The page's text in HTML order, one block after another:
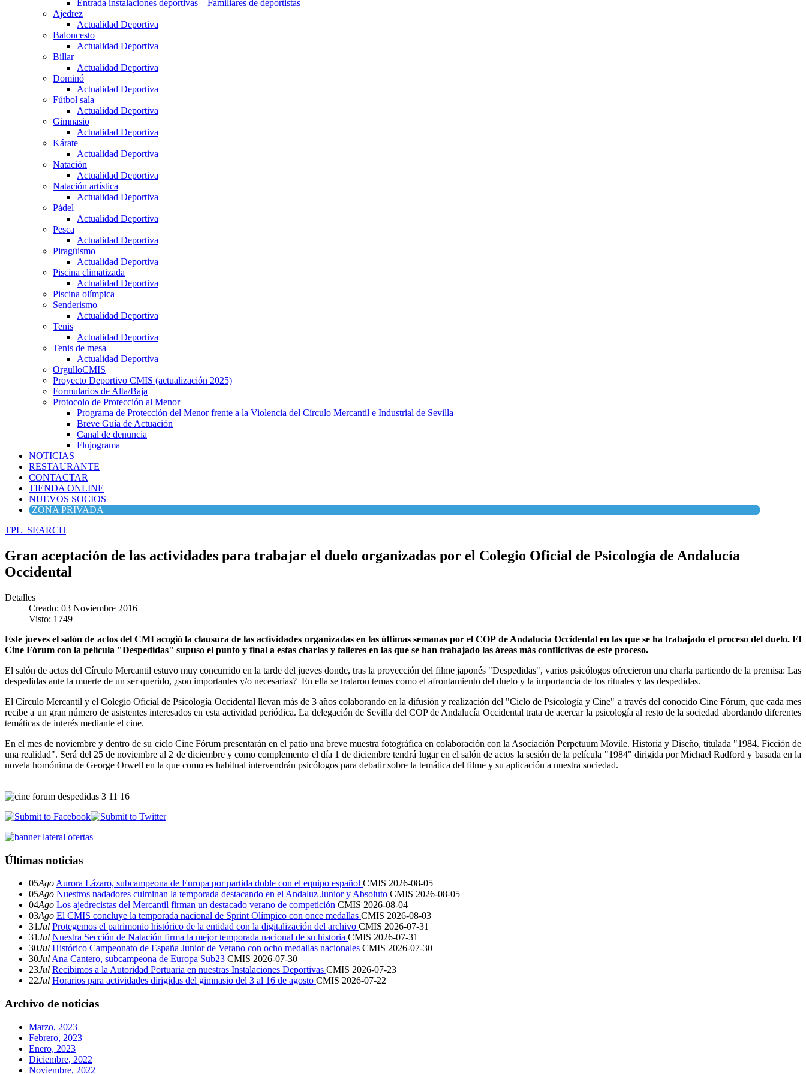
Entrada instalaciones deportivas – Familiares de deportistas
Ajedrez
Actualidad Deportiva
Baloncesto
Actualidad Deportiva
Billar
Actualidad Deportiva
Dominó
Actualidad Deportiva
Fútbol sala
Actualidad Deportiva
Gimnasio
Actualidad Deportiva
Kárate
Actualidad Deportiva
Natación
Actualidad Deportiva
Natación artística
Actualidad Deportiva
Pádel
Actualidad Deportiva
Pesca
Actualidad Deportiva
Piragüismo
Actualidad Deportiva
Piscina climatizada
Actualidad Deportiva
Piscina olímpica
Senderismo
Actualidad Deportiva
Tenis
Actualidad Deportiva
Tenis de mesa
Actualidad Deportiva
OrgulloCMIS
Proyecto Deportivo CMIS (actualización 2025)
Formularios de Alta/Baja
Protocolo de Protección al Menor
Programa de Protección del Menor frente a la Violencia del Círculo Mercantil e Industrial de Sevilla
Breve Guía de Actuación
Canal de denuncia
Flujograma
NOTICIAS
RESTAURANTE
CONTACTAR
TIENDA ONLINE
NUEVOS SOCIOS
ZONA PRIVADA
TPL_SEARCH
Gran aceptación de las actividades para trabajar el duelo organizadas por el Colegio Oficial de Psicología de Andalucía
Occidental
Detalles
Creado: 03 Noviembre 2016
Visto: 1749
Este jueves el salón de actos del CMI acogió la clausura de las actividades organizadas en las últimas semanas por el COP de Andalucía Occidental en las que se ha trabajado el proceso del duelo. El
Cine Fórum con la película "Despedidas" supuso el punto y final a estas charlas y talleres en las que se han trabajado las áreas más conflictivas de este proceso.
El salón de actos del Círculo Mercantil estuvo muy concurrido en la tarde del jueves donde, tras la proyección del filme japonés "Despedidas", varios psicólogos ofrecieron una charla partiendo de la premisa: Las
despedidas ante la muerte de un ser querido, ¿son importantes y/o necesarias? En ella se trataron temas como el afrontamiento del duelo y la importancia de los rituales y las despedidas.
El Círculo Mercantil y el Colegio Oficial de Psicología Occidental llevan más de 3 años colaborando en la difusión y realización del "Ciclo de Psicología y Cine" a través del conocido Cine Fórum, que cada mes
recibe a un gran número de asistentes interesados en esta actividad periódica. La delegación de Sevilla del COP de Andalucía Occidental trata de acercar la psicología al resto de la sociedad abordando diferentes
temáticas de interés mediante el cine.
En el mes de noviembre y dentro de su ciclo Cine Fórum presentarán en el patio una breve muestra fotográfica en colaboración con la Asociación Perpetuum Movile. Historia y Diseño, titulada "1984. Ficción de
una realidad". Será del 25 de noviembre al 2 de diciembre y como complemento el día 1 de diciembre tendrá lugar en el salón de actos la sesión de la película "1984" dirigida por Michael Radford y basada en la
novela homónima de George Orwell en la que como es habitual intervendrán psicólogos para debatir sobre la temática del filme y su aplicación a nuestra sociedad.
Últimas noticias
05Ago Aurora Lázaro, subcampeona de Europa por partida doble con el equipo español CMIS 2026-08-05
05Ago Nuestros nadadores culminan la temporada destacando en el Andaluz Junior y Absoluto CMIS 2026-08-05
04Ago Los ajedrecistas del Mercantil firman un destacado verano de competición CMIS 2026-08-04
03Ago El CMIS concluye la temporada nacional de Sprint Olímpico con once medallas CMIS 2026-08-03
31Jul Protegemos el patrimonio histórico de la entidad con la digitalización del archivo CMIS 2026-07-31
31Jul Nuestra Sección de Natación firma la mejor temporada nacional de su historia CMIS 2026-07-31
30Jul Histórico Campeonato de España Junior de Verano con ocho medallas nacionales CMIS 2026-07-30
30Jul Ana Cantero, subcampeona de Europa Sub23 CMIS 2026-07-30
23Jul Recibimos a la Autoridad Portuaria en nuestras Instalaciones Deportivas CMIS 2026-07-23
22Jul Horarios para actividades dirigidas del gimnasio del 3 al 16 de agosto CMIS 2026-07-22
Archivo de noticias
Marzo, 2023
Febrero, 2023
Enero, 2023
Diciembre, 2022
Noviembre, 2022